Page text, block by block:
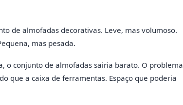
de almofadas decorativas. Leve, mas volumoso.
mas pesada.
o conjunto de almofadas sairia barato. O problema
que a caixa de ferramentas. Espaço que poderia